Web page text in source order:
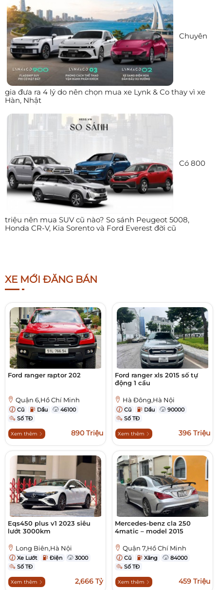
Chuyên
gia đưa ra 4 lý do nên chọn mua xe Lynk & Co thay vì xe
Hàn, Nhật
Có 800
triệu nên mua SUV cũ nào? So sánh Peugeot 5008,
Honda CR-V, Kia Sorento và Ford Everest đời cũ
XE MỚI ĐĂNG BÁN
Ford ranger raptor 202
Quận 6,Hồ Chí Minh
Cũ Dầu
46100
Số TĐ
Xem thêm 890 Triệu
Ford ranger xls 2015 số tự
động 1 cầu
Hà Đông,Hà Nội
Cũ Dầu
90000
Số TĐ
Xem thêm 396 Triệu
Eqs450 plus v1 2023 siêu
lướt 3000km
Long Biên,Hà Nội
Xe Lướt Điện
3000
Số TĐ
Xem thêm 2,666 Tỷ
Mercedes-benz cla 250
4matic – model 2015
Quận 7,Hồ Chí Minh
Cũ Xăng
84000
Số TĐ
Xem thêm 459 Triệu